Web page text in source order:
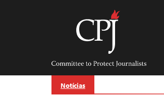
Committee
Protect
Journalists
Notícias